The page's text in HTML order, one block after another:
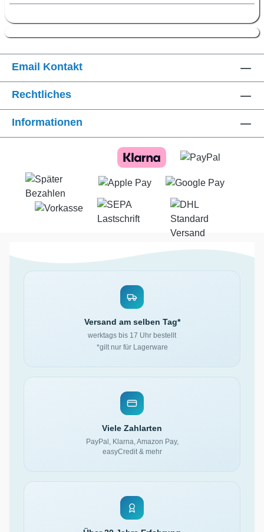
Email Kontakt
Rechtliches
Informationen
Versand am selben Tag*
werktags bis 17 Uhr bestellt
*gilt nur für Lagerware
Viele Zahlarten
PayPal, Klarna, Amazon Pay,
easyCredit & mehr